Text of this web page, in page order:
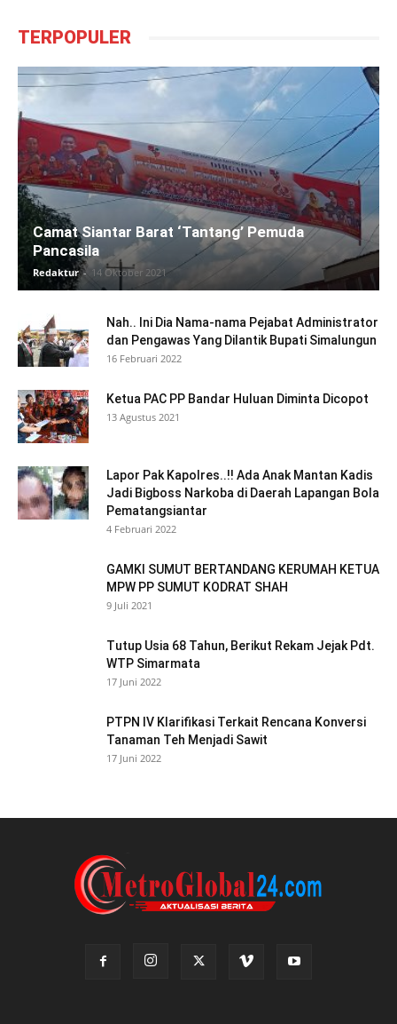
TERPOPULER
Camat Siantar Barat ‘Tantang’ Pemuda
Pancasila
Redaktur - 14 Oktober 2021
Nah.. Ini Dia Nama-nama Pejabat Administrator
dan Pengawas Yang Dilantik Bupati Simalungun
16 Februari 2022
Ketua PAC PP Bandar Huluan Diminta Dicopot
13 Agustus 2021
Lapor Pak Kapolres..!! Ada Anak Mantan Kadis
Jadi Bigboss Narkoba di Daerah Lapangan Bola
Pematangsiantar
4 Februari 2022
GAMKI SUMUT BERTANDANG KERUMAH KETUA
MPW PP SUMUT KODRAT SHAH
9 Juli 2021
Tutup Usia 68 Tahun, Berikut Rekam Jejak Pdt.
WTP Simarmata
17 Juni 2022
PTPN IV Klarifikasi Terkait Rencana Konversi
Tanaman Teh Menjadi Sawit
17 Juni 2022